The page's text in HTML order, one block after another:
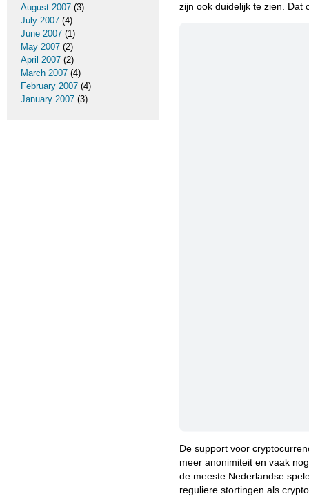
zijn ook duidelijk te zien. Dat
De support voor
meer anonimiteit en vaak
de meeste Nederlandse
reguliere stortingen als
August 2007 (3)
July 2007 (4)
June 2007 (1)
May 2007 (2)
April 2007 (2)
March 2007 (4)
February 2007 (4)
January 2007 (3)